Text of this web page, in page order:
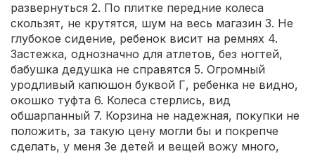
развернуться 2. По плитке передние колеса
скользят, не крутятся, шум на весь магазин 3. Не
глубокое сидение, ребенок висит на ремнях 4.
Застежка, однозначно для атлетов, без ногтей,
бабушка дедушка не справятся 5. Огромный
уродливый капюшон буквой Г, ребенка не видно,
окошко туфта 6. Колеса стерлись, вид
обшарпанный 7. Корзина не надежная, покупки не
положить, за такую цену могли бы и покрепче
сделать, у меня 3е детей и вещей вожу много,